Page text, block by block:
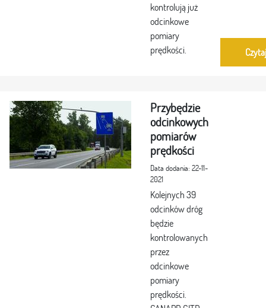
kontrolują już
odcinkowe
pomiary
prędkości.
Przybędzie
odcinkowych
pomiarów
prędkości
Data dodania: 22-11-
2021
Kolejnych 39
odcinków dróg
będzie
kontrolowanych
przez
odcinkowe
pomiary
prędkości.